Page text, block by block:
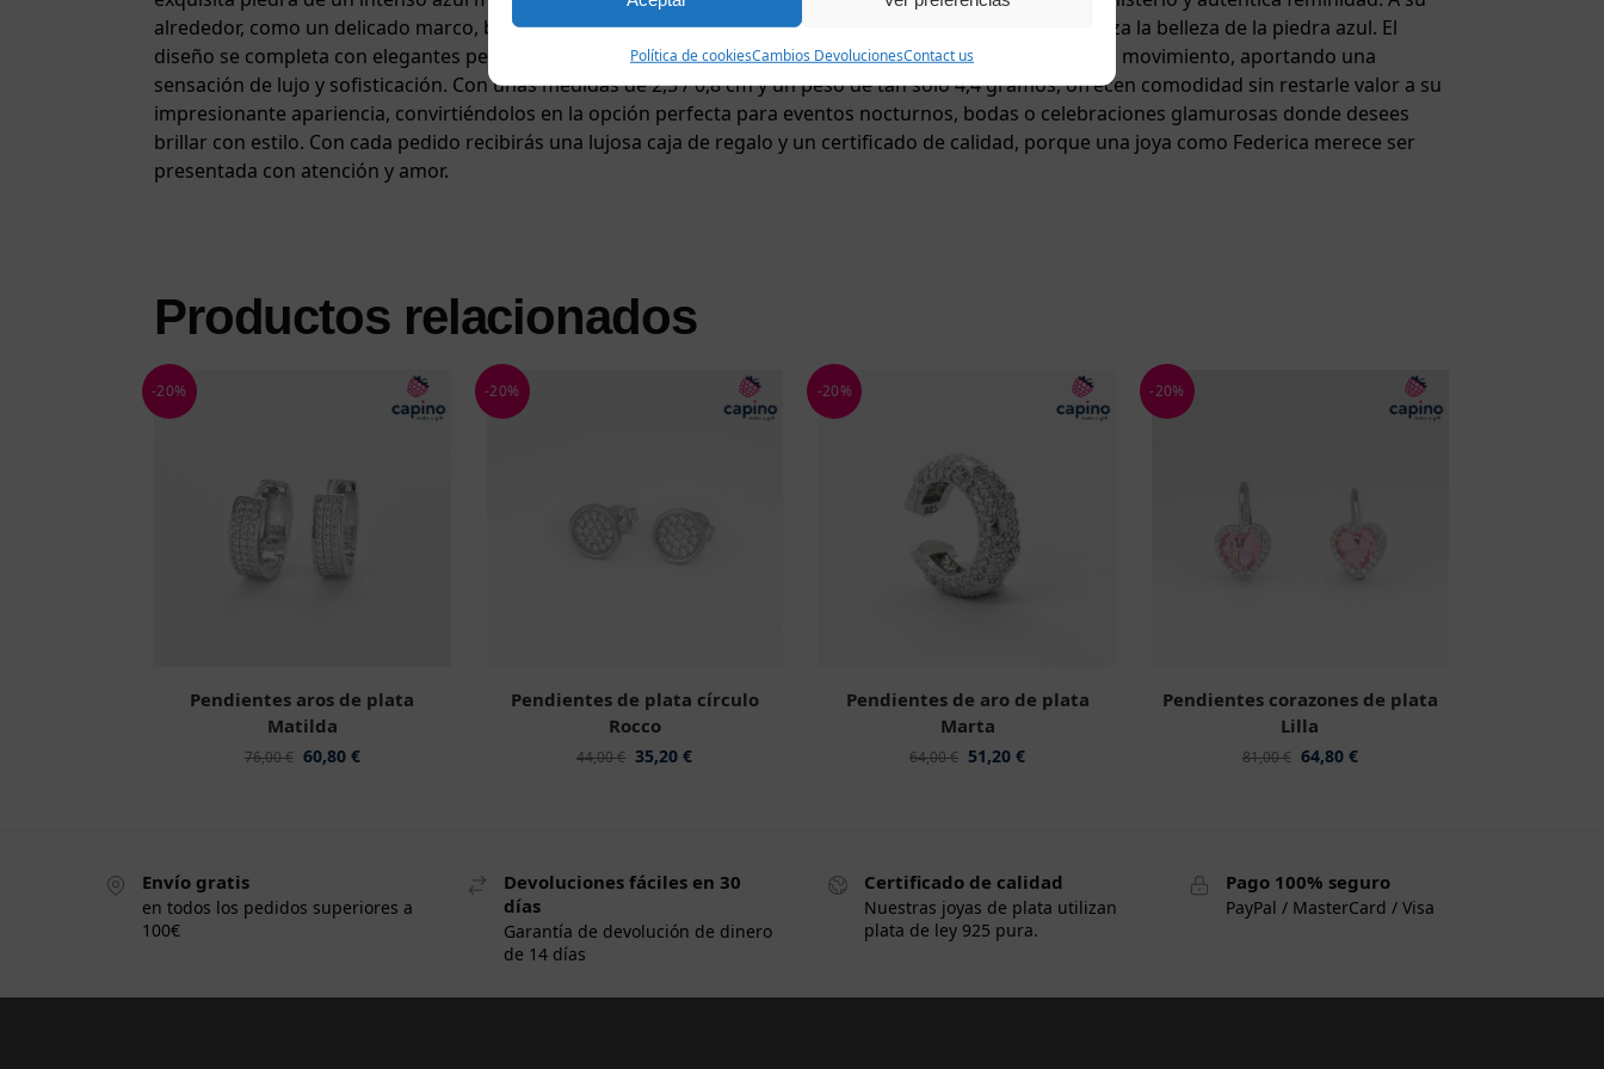
Política de cookiesCambios DevolucionesContact us
alrededor, como un delicado marco, brillan pequeñas circonitas blancas que emiten un sutil brillo que realza la belleza de la piedra azul. El
diseño se completa con elegantes perlas blancas en forma de lágrima que se mecen suavemente con cada movimiento, aportando una
sensación de lujo y sofisticación. Con unas medidas de 2,5 / 0,8 cm y un peso de tan solo 4,4 gramos, ofrecen comodidad sin restarle valor a su
impresionante apariencia, convirtiéndolos en la opción perfecta para eventos nocturnos, bodas o celebraciones glamurosas donde desees
brillar con estilo. Con cada pedido recibirás una lujosa caja de regalo y un certificado de calidad, porque una joya como Federica merece ser
presentada con atención y amor.
Productos relacionados
-20%
Pendientes aros de plata
Matilda
76,00€ 60,80 €
-20%
Pendientes de plata círculo
Rocco
44,00€ 35,20€
-20%
Pendientes de aro de plata
Marta
64,00€ 51,20€
-20%
Pendientes corazones de plata
Lilla
81,00€ 64,80 €
Envío gratis
en todos los pedidos superiores a
100€
Devoluciones fáciles en 30
días
Garantía de devolución de dinero
de 14 días
Certificado de calidad
Nuestras joyas de plata utilizan
plata de ley 925 pura.
Pago 100% seguro
PayPal / MasterCard / Visa